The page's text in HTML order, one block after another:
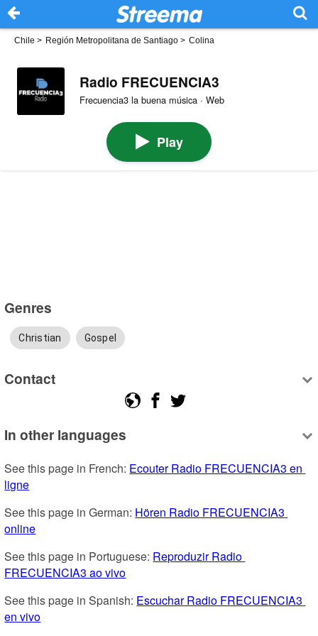
Chile > Región Metropolitana de Santiago > Colina
Radio FRECUENCIA3
Frecuencia3 la buena música · Web
Play
Genres
Christian Gospel
Contact
In other languages
See this page in French: Ecouter Radio FRECUENCIA3 en
ligne
See this page in German: Hören Radio FRECUENCIA3
online
See this page in Portuguese: Reproduzir Radio
FRECUENCIA3 ao vivo
See this page in Spanish: Escuchar Radio FRECUENCIA3
en vivo